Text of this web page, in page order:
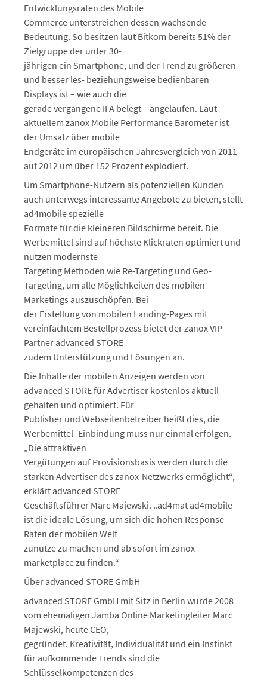
Entwicklungsraten des Mobile
Commerce unterstreichen dessen wachsende
Bedeutung. So besitzen laut Bitkom bereits 51% der
Zielgruppe der unter 30-
jährigen ein Smartphone, und der Trend zu größeren
und besser les- beziehungsweise bedienbaren
Displays ist – wie auch die
gerade vergangene IFA belegt – angelaufen. Laut
aktuellem zanox Mobile Performance Barometer ist
der Umsatz über mobile
Endgeräte im europäischen Jahresvergleich von 2011
auf 2012 um über 152 Prozent explodiert.
Um Smartphone-Nutzern als potenziellen Kunden
auch unterwegs interessante Angebote zu bieten, stellt
ad4mobile spezielle
Formate für die kleineren Bildschirme bereit. Die
Werbemittel sind auf höchste Klickraten optimiert und
nutzen modernste
Targeting Methoden wie Re-Targeting und Geo-
Targeting, um alle Möglichkeiten des mobilen
Marketings auszuschöpfen. Bei
der Erstellung von mobilen Landing-Pages mit
vereinfachtem Bestellprozess bietet der zanox VIP-
Partner advanced STORE
zudem Unterstützung und Lösungen an.
Die Inhalte der mobilen Anzeigen werden von
advanced STORE für Advertiser kostenlos aktuell
gehalten und optimiert. Für
Publisher und Webseitenbetreiber heißt dies, die
Werbemittel- Einbindung muss nur einmal erfolgen.
„Die attraktiven
Vergütungen auf Provisionsbasis werden durch die
starken Advertiser des zanox-Netzwerks ermöglicht“,
erklärt advanced STORE
Geschäftsführer Marc Majewski. „ad4mat ad4mobile
ist die ideale Lösung, um sich die hohen Response-
Raten der mobilen Welt
zunutze zu machen und ab sofort im zanox
marketplace zu finden.“
Über advanced STORE GmbH
advanced STORE GmbH mit Sitz in Berlin wurde 2008
vom ehemaligen Jamba Online Marketingleiter Marc
Majewski, heute CEO,
gegründet. Kreativität, Individualität und ein Instinkt
für aufkommende Trends sind die
Schlüsselkompetenzen des